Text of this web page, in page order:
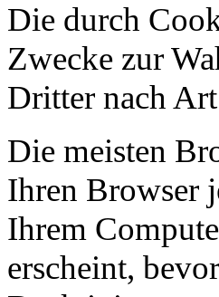
Die durch
Zwecke zur
Dritter nach
Die meisten
Ihren Browser
Ihrem
erscheint,